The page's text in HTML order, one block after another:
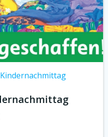
Kindernachmittag